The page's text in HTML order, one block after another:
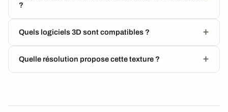
?
Quels logiciels 3D sont compatibles ?
Quelle résolution propose cette texture ?